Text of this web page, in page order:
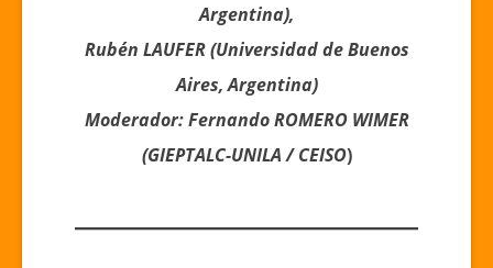
Argentina),
Rubén LAUFER (Universidad de Buenos
Aires, Argentina)
Moderador: Fernando ROMERO WIMER
(GIEPTALC-UNILA / CEISO)